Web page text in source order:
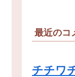
最近のコ
チチワ